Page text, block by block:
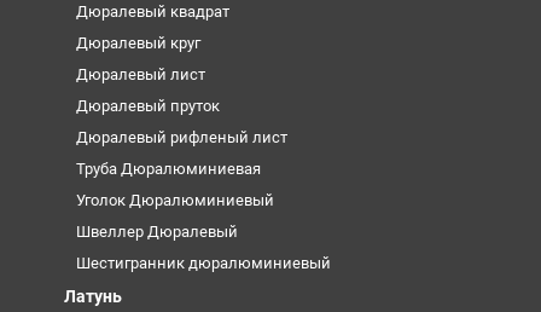
Дюралевый квадрат
Дюралевый круг
Дюралевый лист
Дюралевый пруток
Дюралевый рифленый лист
Труба Дюралюминиевая
Уголок Дюралюминиевый
Швеллер Дюралевый
Шестигранник дюралюминиевый
Латунь